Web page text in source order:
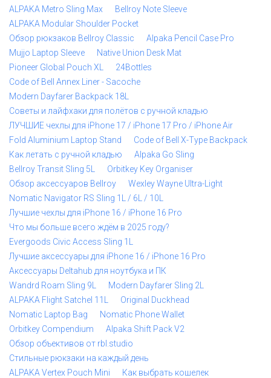
ALPAKA Metro Sling Max
Bellroy Note Sleeve
ALPAKA Modular Shoulder Pocket
Обзор рюкзаков Bellroy Classic
Alpaka Pencil Case Pro
Mujjo Laptop Sleeve
Native Union Desk Mat
Pioneer Global Pouch XL
24Bottles
Code of Bell Annex Liner - Sacoche
Modern Dayfarer Backpack 18L
Советы и лайфхаки для полётов с ручной кладью
ЛУЧШИЕ чехлы для iPhone 17 / iPhone 17 Pro / iPhone Air
Fold Aluminium Laptop Stand
Code of Bell X-Type Backpack
Как летать с ручной кладью
Alpaka Go Sling
Bellroy Transit Sling 5L
Orbitkey Key Organiser
Обзор аксессуаров Bellroy
Wexley Wayne Ultra-Light
Nomatic Navigator RS Sling 1L / 6L / 10L
Лучшие чехлы для iPhone 16 / iPhone 16 Pro
Что мы больше всего ждём в 2025 году?
Evergoods Civic Access Sling 1L
Лучшие аксессуары для iPhone 16 / iPhone 16 Pro
Аксессуары Deltahub для ноутбука и ПК
Wandrd Roam Sling 9L
Modern Dayfarer Sling 2L
ALPAKA Flight Satchel 11L
Original Duckhead
Nomatic Laptop Bag
Nomatic Phone Wallet
Orbitkey Compendium
Alpaka Shift Pack V2
Обзор объективов от rbl.studio
Стильные рюкзаки на каждый день
ALPAKA Vertex Pouch Mini
Как выбрать кошелек